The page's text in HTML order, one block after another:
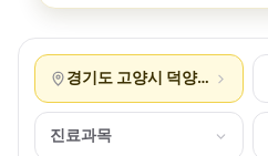
경기도 고양시 덕양구 주교동
진료과목